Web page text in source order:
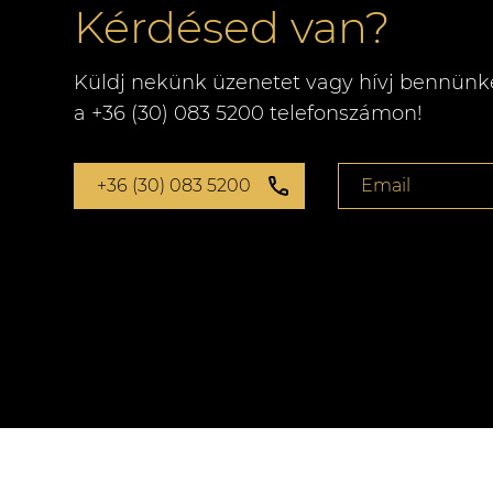
Kérdésed van?
Küldj nekünk üzenetet vagy hívj
a +36 (30) 083 5200 telefonszámon!
+36 (30) 083 5200 Email